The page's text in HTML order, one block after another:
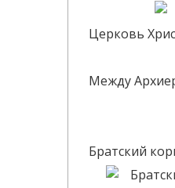
Церковь
Между
Братский